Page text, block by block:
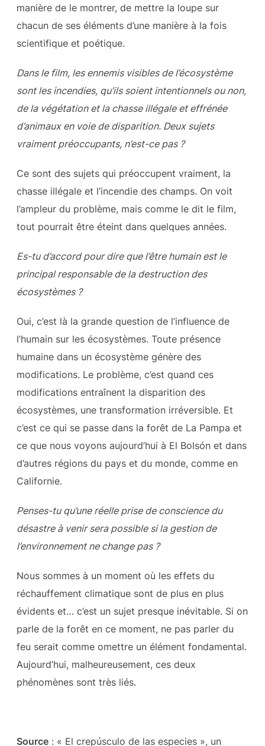
manière de le montrer, de mettre la loupe sur
chacun de ses éléments d’une manière à la fois
scientifique et poétique.
Dans le film, les ennemis visibles de l’écosystème
sont les incendies, qu’ils soient intentionnels ou non,
de la végétation et la chasse illégale et effrénée
d’animaux en voie de disparition. Deux sujets
vraiment préoccupants, n’est-ce pas ?
Ce sont des sujets qui préoccupent vraiment, la
chasse illégale et l’incendie des champs. On voit
l’ampleur du problème, mais comme le dit le film,
tout pourrait être éteint dans quelques années.
Es-tu d’accord pour dire que l’être humain est le
principal responsable de la destruction des
écosystèmes ?
Oui, c’est là la grande question de l’influence de
l’humain sur les écosystèmes. Toute présence
humaine dans un écosystème génère des
modifications. Le problème, c’est quand ces
modifications entraînent la disparition des
écosystèmes, une transformation irréversible. Et
c’est ce qui se passe dans la forêt de La Pampa et
ce que nous voyons aujourd’hui à El Bolsón et dans
d’autres régions du pays et du monde, comme en
Californie.
Penses-tu qu’une réelle prise de conscience du
désastre à venir sera possible si la gestion de
l’environnement ne change pas ?
Nous sommes à un moment où les effets du
réchauffement climatique sont de plus en plus
évidents et… c’est un sujet presque inévitable. Si on
parle de la forêt en ce moment, ne pas parler du
feu serait comme omettre un élément fondamental.
Aujourd’hui, malheureusement, ces deux
phénomènes sont très liés.
Source: « El crepúsculo de las especies », un